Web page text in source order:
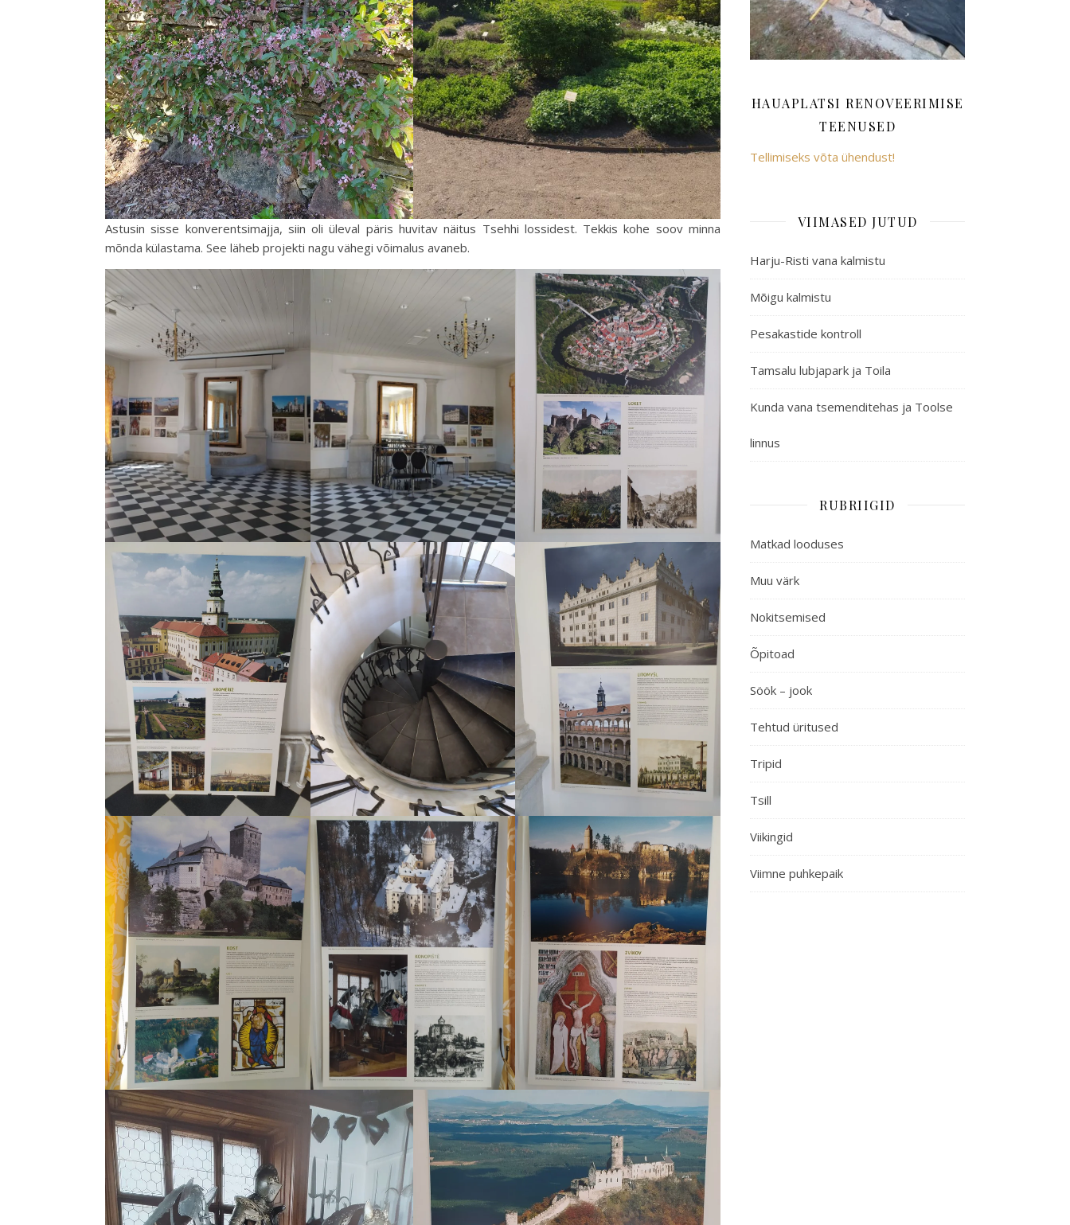
Astusin sisse konverentsimajja, siin oli üleval päris huvitav näitus Tsehhi lossidest. Tekkis kohe soov minna
mõnda külastama. See läheb projekti nagu vähegi võimalus avaneb.
HAUAPLATSI RENOVEERIMISE
TEENUSED
Tellimiseks võta ühendust!
VIIMASED JUTUD
Harju-Risti vana kalmistu
Mõigu kalmistu
Pesakastide kontroll
Tamsalu lubjapark ja Toila
Kunda vana tsemenditehas ja Toolse
linnus
RUBRIIGID
Matkad looduses
Muu värk
Nokitsemised
Õpitoad
Söök – jook
Tehtud üritused
Tripid
Tsill
Viikingid
Viimne puhkepaik